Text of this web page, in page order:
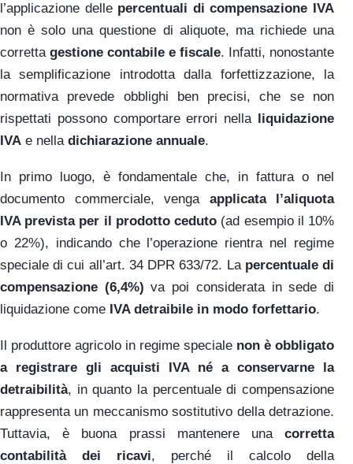
l’applicazione delle percentuali di compensazione IVA
non è solo una questione di aliquote, ma richiede una
corretta gestione contabile e fiscale. Infatti, nonostante
la semplificazione introdotta dalla forfettizzazione, la
normativa prevede obblighi ben precisi, che se non
rispettati possono comportare errori nella liquidazione
IVA e nella dichiarazione annuale.
In primo luogo, è fondamentale che, in fattura o nel
documento commerciale, venga applicata l’aliquota
IVA prevista per il prodotto ceduto (ad esempio il 10%
o 22%), indicando che l’operazione rientra nel regime
speciale di cui all’art. 34 DPR 633/72. La percentuale di
compensazione (6,4%) va poi considerata in sede di
liquidazione come IVA detraibile in modo forfettario.
Il produttore agricolo in regime speciale non è obbligato
a registrare gli acquisti IVA né a conservarne la
detraibilità, in quanto la percentuale di compensazione
rappresenta un meccanismo sostitutivo della detrazione.
Tuttavia, è buona prassi mantenere una corretta
contabilità dei ricavi, perché il calcolo della